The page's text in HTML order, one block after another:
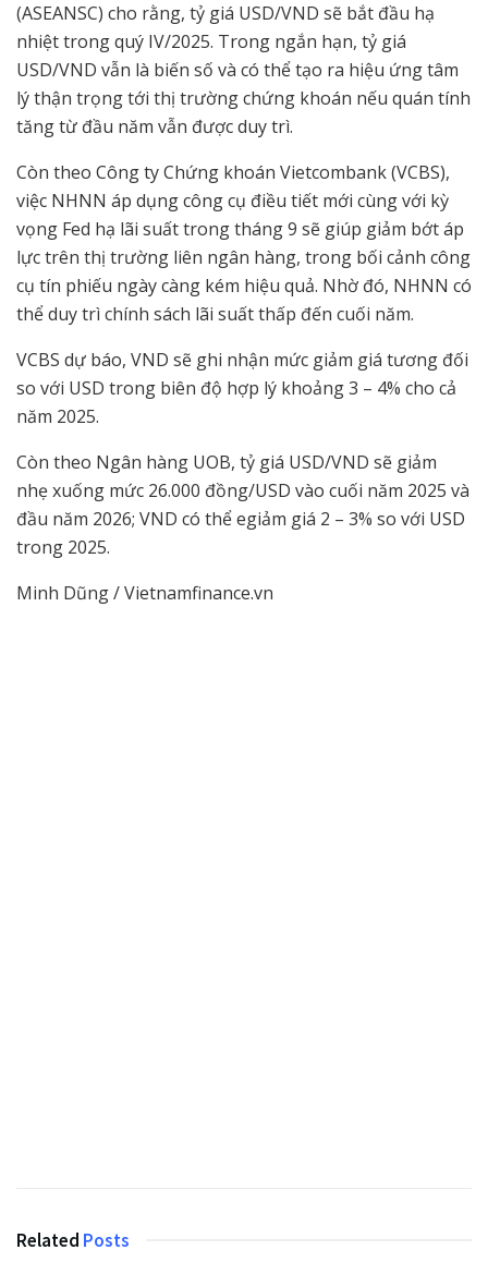
(ASEANSC) cho rằng, tỷ giá USD/VND sẽ bắt đầu hạ
nhiệt trong quý IV/2025. Trong ngắn hạn, tỷ giá
USD/VND vẫn là biến số và có thể tạo ra hiệu ứng tâm
lý thận trọng tới thị trường chứng khoán nếu quán tính
tăng từ đầu năm vẫn được duy trì.
Còn theo Công ty Chứng khoán Vietcombank (VCBS),
việc NHNN áp dụng công cụ điều tiết mới cùng với kỳ
vọng Fed hạ lãi suất trong tháng 9 sẽ giúp giảm bớt áp
lực trên thị trường liên ngân hàng, trong bối cảnh công
cụ tín phiếu ngày càng kém hiệu quả. Nhờ đó, NHNN có
thể duy trì chính sách lãi suất thấp đến cuối năm.
VCBS dự báo, VND sẽ ghi nhận mức giảm giá tương đối
so với USD trong biên độ hợp lý khoảng 3 – 4% cho cả
năm 2025.
Còn theo Ngân hàng UOB, tỷ giá USD/VND sẽ giảm
nhẹ xuống mức 26.000 đồng/USD vào cuối năm 2025 và
đầu năm 2026; VND có thể egiảm giá 2 – 3% so với USD
trong 2025.
Minh Dũng / Vietnamfinance.vn
Related Posts